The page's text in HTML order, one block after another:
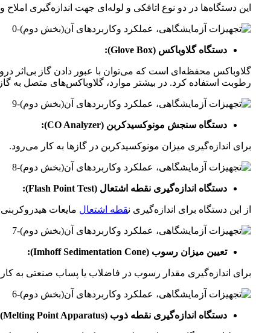
این دستگاه‌ها در دو نوع اتاقکی و لوله‌ای جهت اندازه‌گیری
دستگاه گلاوباکس (Glove Box):
گلاوباکس محفظه‌ای است که می‌توان با عبور دادن گاز بی‌اثر
رطوبت استفاده کرد. در بیشتر موارد، گلاوباکس‌های متصل به
دستگاه سنجش مونوکسیدکربن (CO Analyzer):
برای اندازه‌گیری میزان مونوکسیدکربن در گازها به کار می‌رود.
دستگاه اندازه‌گیری نقطه اشتعال (Flash Point Test):
از این دستگاه برای اندازه‌گیری نقطه اشتعال مایعات
تعیین میزان رسوب (Imhoff Sedimentation Cone):
برای اندازه‌گیری مقدار رسوب در فاضلاب یا پساب صنعتی به
دستگاه اندازه‌گیری نقطه ذوب (Melting Point Apparatus):